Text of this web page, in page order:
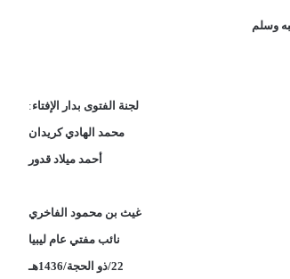
وسلم
لجنة الفتوى بدار الإفتاء:
محمد الهادي كريدان
أحمد ميلاد قدور
غيث بن محمود الفاخري
نائب مفتي عام ليبيا
22/ذو الحجة/1436هـ